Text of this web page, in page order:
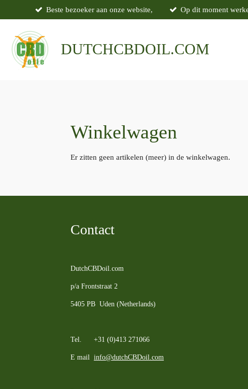
direct
naar
de
hoofdinhoud
Beste bezoeker aan onze website, Op dit moment
DUTCHCBDOIL.COM
Winkelwagen
Er zitten geen artikelen (meer) in de winkelwagen.
Contact
DutchCBDoil.com
p/a Frontstraat 2
5405 PB Uden (Netherlands)
Tel. +31 (0)413 271066
E mail info@dutchCBDoil.com